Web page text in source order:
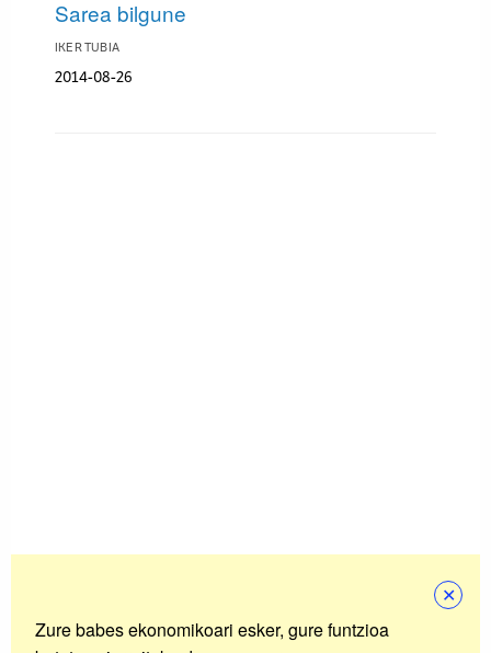
Sarea bilgune
IKER TUBIA
2014-08-26
Zure babes ekonomikoari esker, gure funtzioa
✕